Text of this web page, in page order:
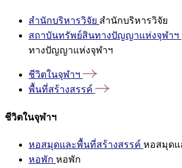
สำนักบริหารวิจัย สำนักบริหารวิจัย
สถาบันทรัพย์สินทางปัญญาแห่งจุฬาฯ
ทางปัญญาแห่งจุฬาฯ
ชีวิตในจุฬาฯ
พื้นที่สร้างสรรค์
ชีวิตในจุฬาฯ
หอสมุดและพื้นที่สร้างสรรค์ หอสมุดแ
หอพัก หอพัก